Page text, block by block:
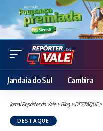
Jandaia do Sul Cambira
Jornal Repórter do Vale> Blog> DESTAQUE>
DESTAQUE